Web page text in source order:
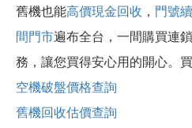
舊機也能高價現金回收 ， 門號
間門市遍布全台，一間購買連
務，讓您買得安心用的開心。
空機破盤價格查詢
舊機回收估價查詢